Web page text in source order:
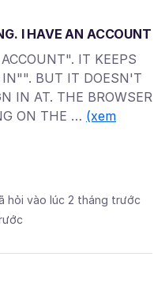
I HAVE AN ACCOUNT
IT KEEPS
BUT IT DOESN'T
IN AT. THE BROWSER
ON THE … (xem
hỏi vào lúc 2 tháng trước